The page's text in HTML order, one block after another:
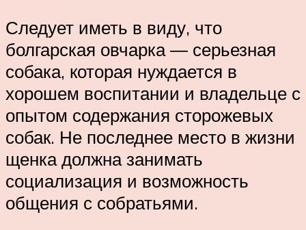
Следует иметь в виду, что
болгарская овчарка ― серьезная
собака, которая нуждается в
хорошем воспитании и владельце с
опытом содержания сторожевых
собак. Не последнее место в жизни
щенка должна занимать
социализация и возможность
общения с собратьями.